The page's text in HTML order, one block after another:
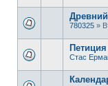
780325 »
Петиция
Стас